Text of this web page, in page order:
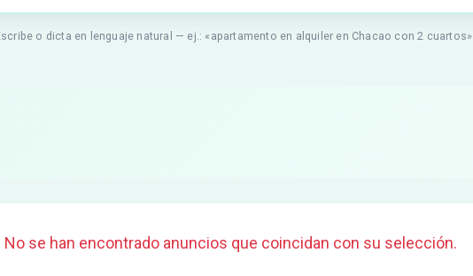
o dicta en lenguaje natural — ej.: «apartamento en alquiler en Chacao con 2 cuartos»
No se han encontrado anuncios que coincidan con su selección.